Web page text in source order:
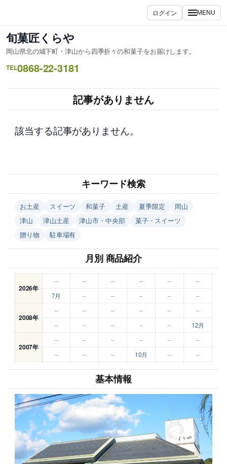
を
ス
キ
ッ
ログイン MENU
旬菓匠くらや
岡山県北の城下町・津山から四季折々の和菓子をお届けします。
TEL0868-22-3181
記事がありません
該当する記事がありません。
キーワード検索
お土産 スイーツ 和菓子 土産 夏季限定
岡山
津山
津山土産 津山市・中央部
菓子・スイーツ
贈り物
駐車場有
月別 商品紹介
2026年
– – – – –
–
7月
– – – – –
2008年
– – – – –
–
–
– – – – 12月
2007年
– – – – –
–
–
– – 10月 – –
基本情報